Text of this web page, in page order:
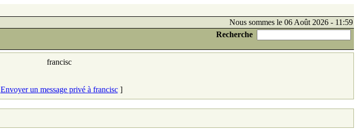
Nous sommes le 06 Août 2026 - 11:59
Recherche
francisc
Envoyer un message privé à francisc]